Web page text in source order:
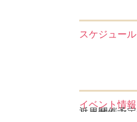
スケジュール
イベント情報
近日開催予定のイベントはありません